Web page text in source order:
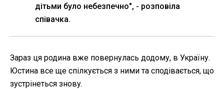
дітьми було небезпечно", - розповіла
співачка.
Зараз ця родина вже повернулась додому, в Україну.
Юстина все ще спілкується з ними та сподівається, що
зустрінеться знову.